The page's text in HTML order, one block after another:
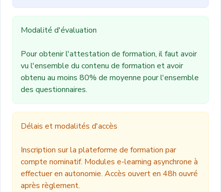
Modalité d'évaluation
Pour obtenir l'attestation de formation, il faut avoir
vu l'ensemble du contenu de formation et avoir
obtenu au moins 80% de moyenne pour l'ensemble
des questionnaires.
Délais et modalités d'accès
Inscription sur la plateforme de formation par
compte nominatif. Modules e-learning asynchrone à
effectuer en autonomie. Accès ouvert en 48h ouvré
après règlement.